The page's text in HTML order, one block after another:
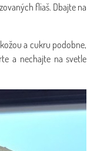
fliaš. Dbajte na
a cukru podobne,
a nechajte na svetle